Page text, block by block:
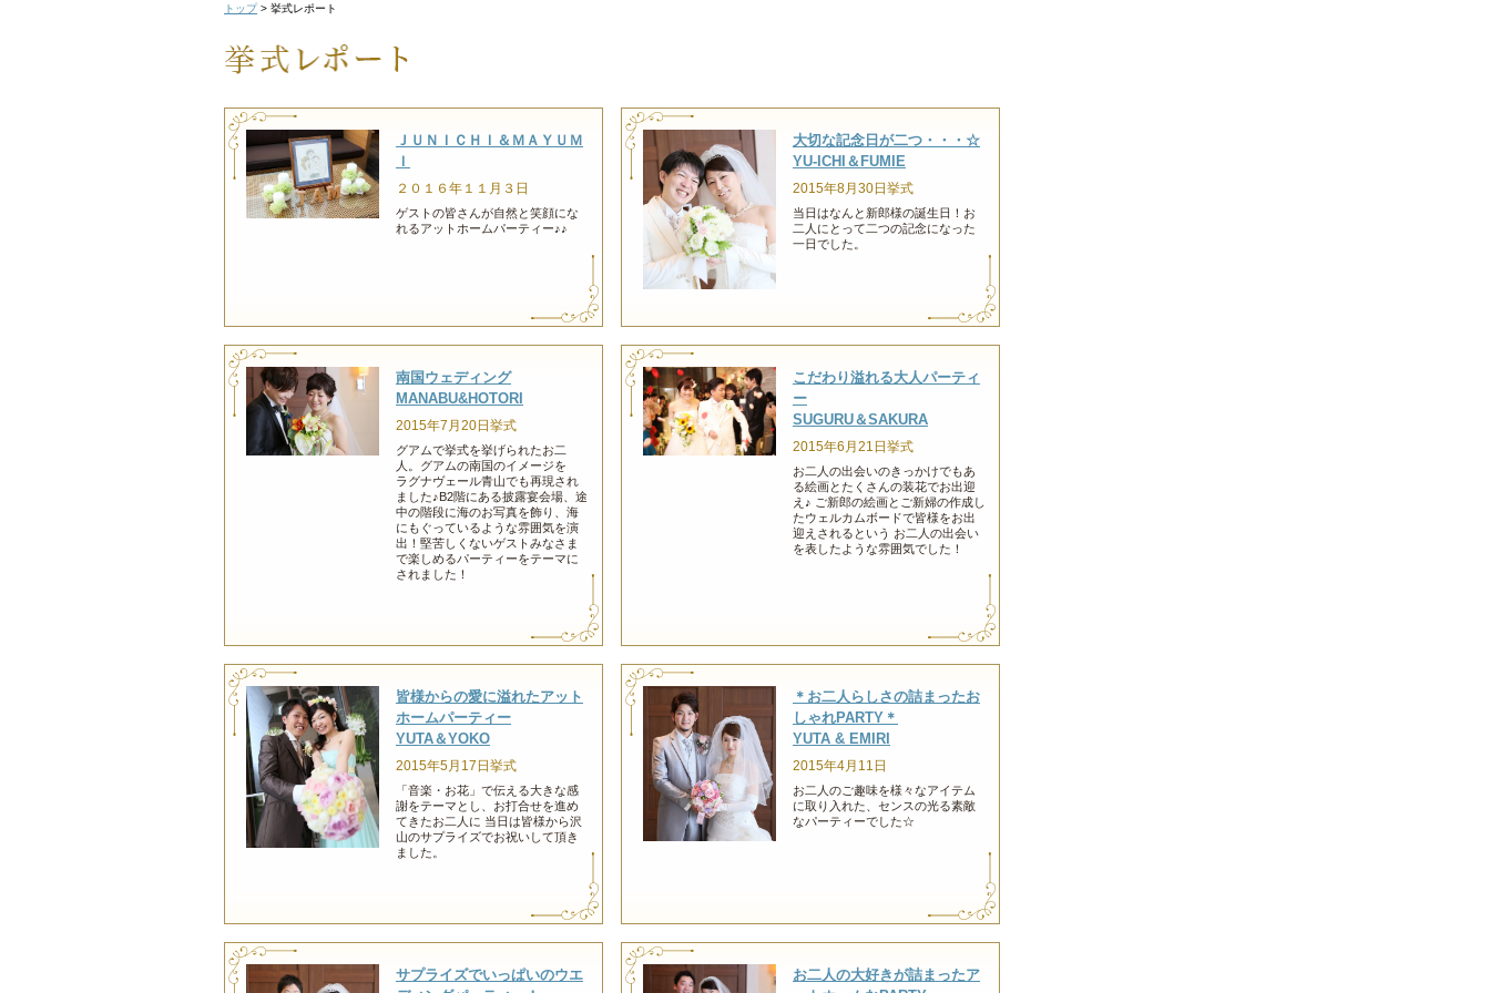
トップ> 挙式レポート
ＪＵＮＩＣＨＩ＆ＭＡＹＵＭ
Ｉ
２０１６年１１月３日
ゲストの皆さんが自然と笑顔にな
れるアットホームパーティー♪♪
大切な記念日が二つ・・・☆
YU-ICHI＆FUMIE
2015年8月30日挙式
当日はなんと新郎様の誕生日！お
二人にとって二つの記念になった
一日でした。
南国ウェディング
MANABU&HOTORI
2015年7月20日挙式
グアムで挙式を挙げられたお二
人。グアムの南国のイメージを
ラグナヴェール青山でも再現され
ました♪B2階にある披露宴会場、途
中の階段に海のお写真を飾り、海
にもぐっているような雰囲気を演
出！堅苦しくないゲストみなさま
で楽しめるパーティーをテーマに
されました！
こだわり溢れる大人パーティ
ー
SUGURU＆SAKURA
2015年6月21日挙式
お二人の出会いのきっかけでもあ
る絵画とたくさんの装花でお出迎
え♪ ご新郎の絵画とご新婦の作成し
たウェルカムボードで皆様をお出
迎えされるという お二人の出会い
を表したような雰囲気でした！
皆様からの愛に溢れたアット
ホームパーティー
YUTA＆YOKO
2015年5月17日挙式
「音楽・お花」で伝える大きな感
謝をテーマとし、お打合せを進め
てきたお二人に 当日は皆様から沢
山のサプライズでお祝いして頂き
ました。
＊お二人らしさの詰まったお
しゃれPARTY＊
YUTA & EMIRI
2015年4月11日
お二人のご趣味を様々なアイテム
に取り入れた、センスの光る素敵
なパーティーでした☆
サプライズでいっぱいのウエ
お二人の大好きが詰まったア